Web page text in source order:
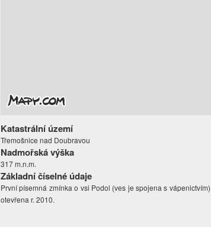
Katastrální území
Třemošnice nad Doubravou
Nadmořská výška
317 m.n.m.
Základní číselné údaje
První písemná zmínka o vsi Podol (ves je spojena s
otevřena r. 2010.